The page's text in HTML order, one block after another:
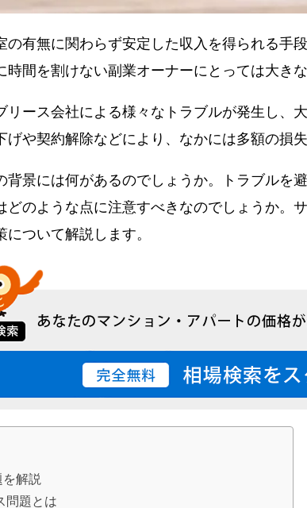
の有無に関わらず安定した収入を得られる手
時間を割けない副業オーナーにとっては大き
リース会社による様々なトラブルが発生し、
げや契約解除などにより、なかには多額の損
背景には何があるのでしょうか。トラブルを
どのような点に注意すべきなのでしょうか。
ついて解説します。
解説
問題とは